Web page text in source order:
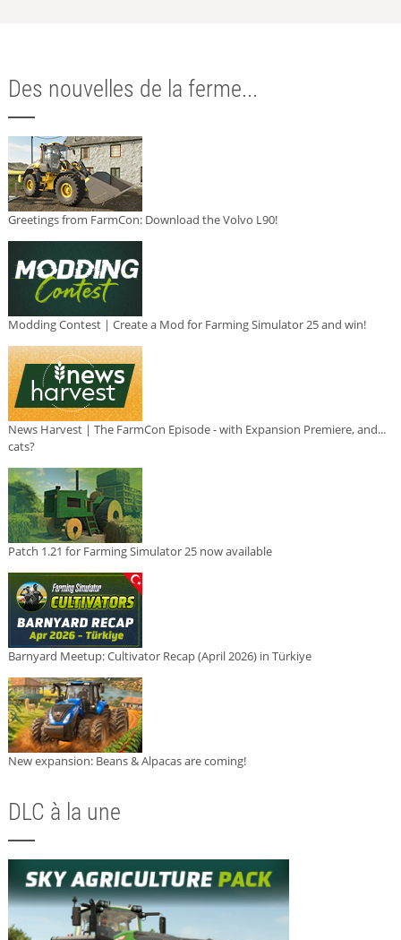
Des nouvelles de la ferme...
Greetings from FarmCon: Download the Volvo L90!
Modding Contest | Create a Mod for Farming Simulator 25 and win!
News Harvest | The FarmCon Episode - with Expansion Premiere, and...
cats?
Patch 1.21 for Farming Simulator 25 now available
Barnyard Meetup: Cultivator Recap (April 2026) in Türkiye
New expansion: Beans & Alpacas are coming!
DLC à la une